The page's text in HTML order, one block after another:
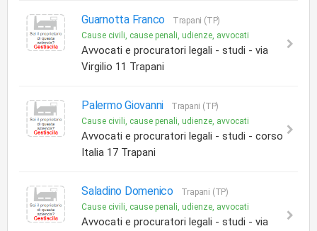
Guarnotta Franco
Trapani (TP)
Cause civili, cause penali, udienze, avvocati
Avvocati e procuratori legali - studi - via
Virgilio 11 Trapani
Palermo Giovanni
Trapani (TP)
Cause civili, cause penali, udienze, avvocati
Avvocati e procuratori legali - studi - corso
Italia 17 Trapani
Saladino Domenico
Trapani (TP)
Cause civili, cause penali, udienze, avvocati
Avvocati e procuratori legali - studi - via